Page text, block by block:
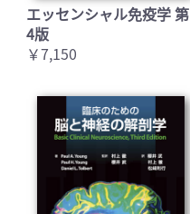
エッセンシャル免疫学 第
4版
￥7,150